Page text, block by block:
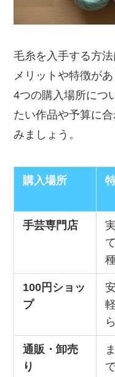
毛糸を入手する方
メリットや特徴が
4つの購入場所につ
たい作品や予算に
みましょう。
購入場所
手芸専門店
100円ショッ
プ
通販・卸売
り